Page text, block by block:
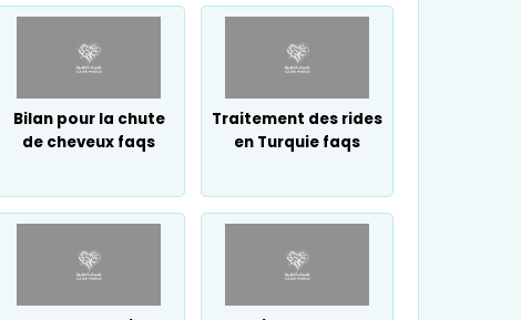
Bilan pour la chute
de cheveux faqs
Traitement des rides
en Turquie faqs